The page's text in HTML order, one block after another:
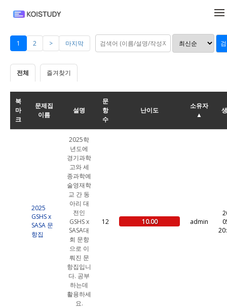
1 2 > 마지막
전체 즐겨찾기
북
마
크
문제집
이름
설명
문
항
수
난이도
소유자
▲
2025
GSHS x
SASA 문
항집
2025학
년도에
경기과학
고와 세
종과학예
술영재학
교 간 동
아리 대
전인
GSHS x
SASA대
회 문항
으로 이
뤄진 문
항집입니
다. 공부
하는데
활용하세
요.
12 10.00 admin